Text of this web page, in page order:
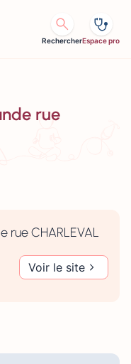
RechercherEspace pro
rue
rue CHARLEVAL
Voir le site